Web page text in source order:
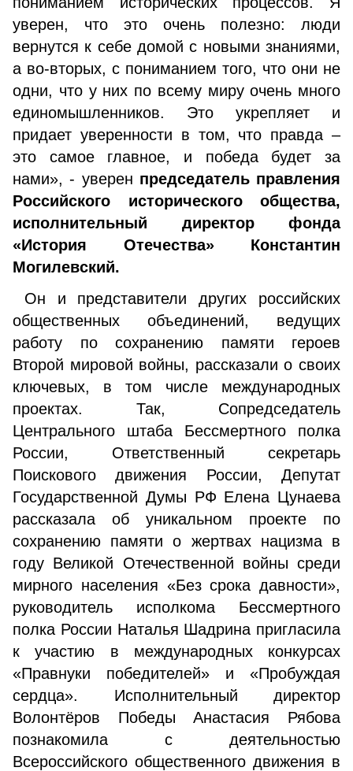
уверен, что это очень полезно: люди
вернутся к себе домой с новыми знаниями,
а во-вторых, с пониманием того, что они не
одни, что у них по всему миру очень много
единомышленников. Это укрепляет и
придает уверенности в том, что правда –
это самое главное, и победа будет за
нами», - уверен председатель правления
Российского исторического общества,
исполнительный директор фонда
«История Отечества»
Константин
Могилевский.
Он и представители других российских
общественных объединений, ведущих
работу по сохранению памяти героев
Второй мировой войны, рассказали о своих
ключевых, в том числе международных
проектах. Так, Сопредседатель
Центрального штаба Бессмертного полка
России, Ответственный секретарь
Поискового движения России, Депутат
Государственной Думы РФ Елена Цунаева
рассказала об уникальном проекте по
сохранению памяти о жертвах нацизма в
году Великой Отечественной войны среди
мирного населения «Без срока давности»,
руководитель исполкома Бессмертного
полка России Наталья Шадрина пригласила
к участию в международных конкурсах
«Правнуки победителей» и «Пробуждая
сердца». Исполнительный директор
Волонтёров Победы Анастасия Рябова
познакомила с деятельностью
Всероссийского общественного движения в